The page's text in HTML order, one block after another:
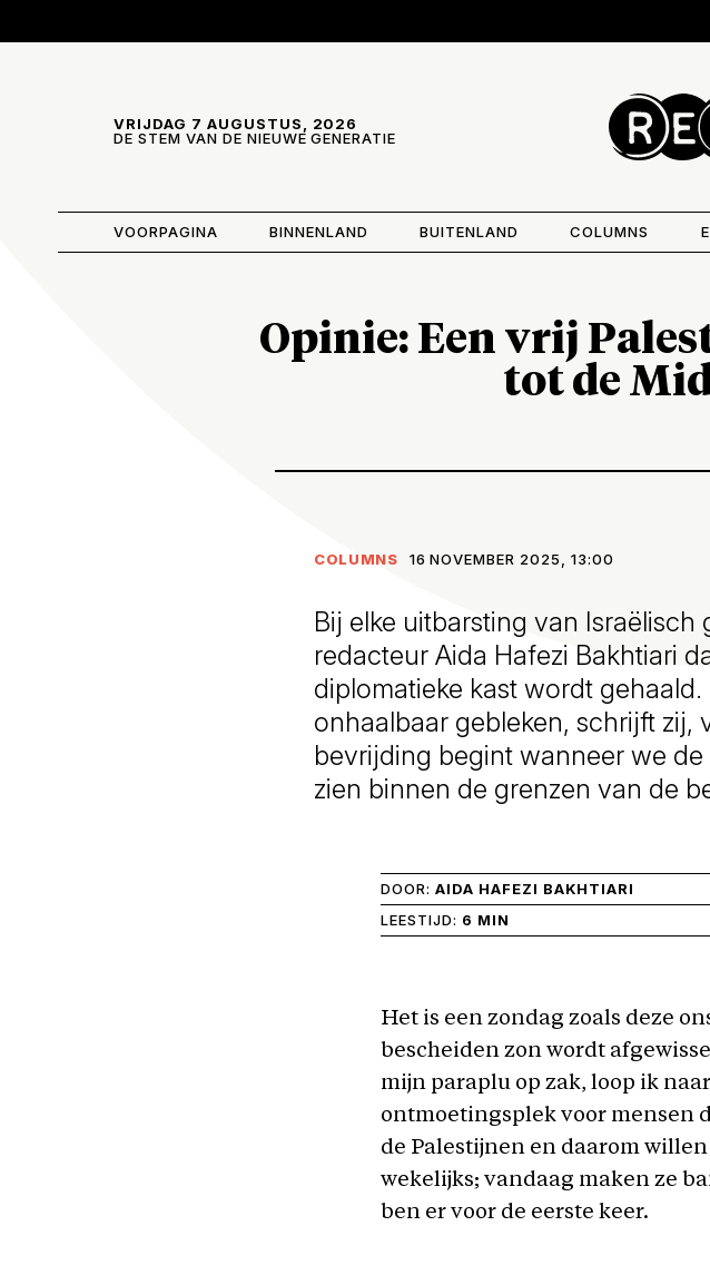
VRIJDAG 7 AUGUSTUS, 2026
DE STEM VAN DE NIEUWE GENERATIE
VOORPAGINA BINNENLAND BUITENLAND COLUMNS
Opinie: Een vrij
tot de
COLUMNS 16 NOVEMBER 2025, 13:00
Bij elke uitbarsting van
redacteur Aida Hafezi Bakhtiari
diplomatieke kast wordt gehaald.
onhaalbaar gebleken, schrijft zij,
bevrijding begint wanneer we
zien binnen de grenzen van de
DOOR: AIDA HAFEZI BAKHTIARI
LEESTIJD: 6 MIN
Het is een zondag zoals deze
bescheiden zon wordt
mijn paraplu op zak, loop ik
ontmoetingsplek voor mensen
de Palestijnen en daarom
wekelijks; vandaag maken ze
ben er voor de eerste keer.